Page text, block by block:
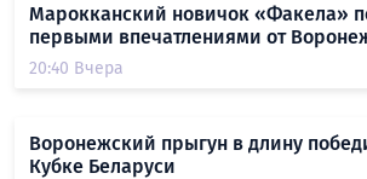
Марокканский новичок «Факела»
первыми впечатлениями от
20:40 Вчера
Воронежский прыгун в длину
Кубке Беларуси